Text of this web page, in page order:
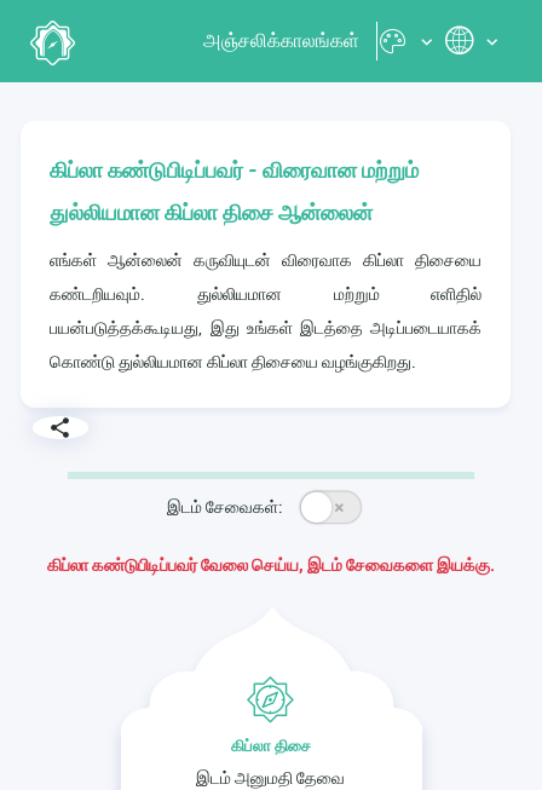
அஞ்சலிக்காலங்கள்
கிப்லா கண்டுபிடிப்பவர் - விரைவான மற்றும்
துல்லியமான கிப்லா திசை ஆன்லைன்
எங்கள் ஆன்லைன் கருவியுடன் விரைவாக கிப்லா திசையை
கண்டறியவும். துல்லியமான மற்றும் எளிதில்
பயன்படுத்தக்கூடியது, இது உங்கள் இடத்தை அடிப்படையாகக்
கொண்டு துல்லியமான கிப்லா திசையை வழங்குகிறது.
இடம் சேவைகள்:
கிப்லா கண்டுபிடிப்பவர் வேலை செய்ய, இடம் சேவைகளை இயக்கு.
கிப்லா திசை
இடம் அனுமதி தேவை